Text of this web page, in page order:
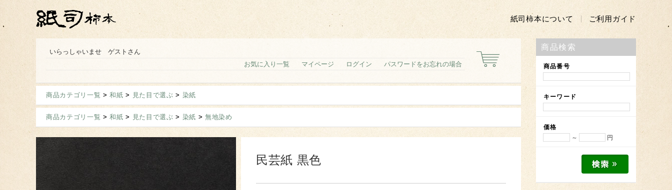
ご利用ガイド
紙司柿本について
いらっしゃいませ ゲストさん
お気に入り一覧
マイページ ログイン パスワードをお忘れの場合
商品カテゴリ一覧 >和紙 > 見た目で選ぶ > 染紙
商品カテゴリ一覧 >和紙 > 見た目で選ぶ > 染紙 >無地染め
民芸紙 黒色
商品検索
商品番号
キーワード
価格
～
円